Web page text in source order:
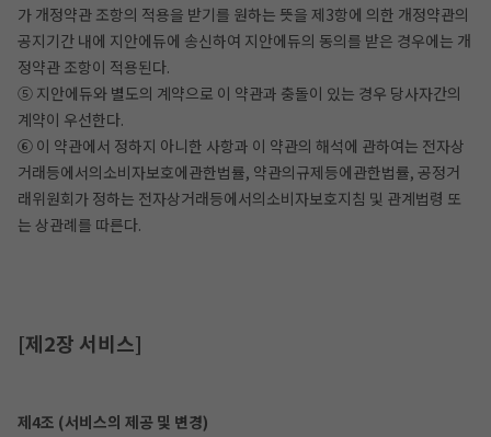
가 개정약관 조항의 적용을 받기를 원하는 뜻을 제3항에 의한 개정약관의
공지기간 내에 지안에듀에 송신하여 지안에듀의 동의를 받은 경우에는 개
정약관 조항이 적용된다.
⑤ 지안에듀와 별도의 계약으로 이 약관과 충돌이 있는 경우 당사자간의
계약이 우선한다.
⑥ 이 약관에서 정하지 아니한 사항과 이 약관의 해석에 관하여는 전자상
거래등에서의소비자보호에관한법률, 약관의규제등에관한법률, 공정거
래위원회가 정하는 전자상거래등에서의소비자보호지침 및 관계법령 또
는 상관례를 따른다.
[제2장 서비스]
제4조 (서비스의 제공 및 변경)